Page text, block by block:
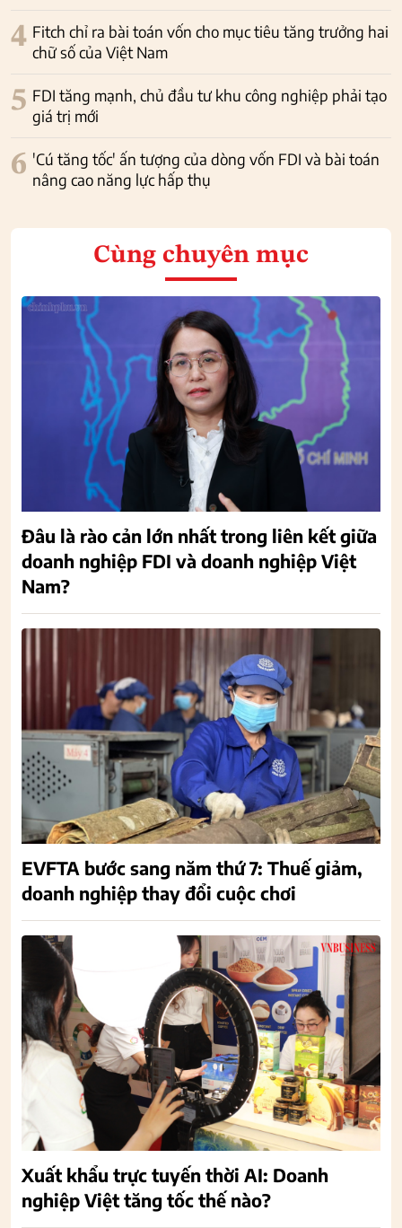
4 Fitch chỉ ra bài toán vốn cho mục tiêu tăng trưởng hai
chữ số của Việt Nam
5 FDI tăng mạnh, chủ đầu tư khu công nghiệp phải tạo
giá trị mới
6 'Cú tăng tốc' ấn tượng của dòng vốn FDI và bài toán
nâng cao năng lực hấp thụ
Cùng chuyên mục
Đâu là rào cản lớn nhất trong liên kết giữa
doanh nghiệp FDI và doanh nghiệp Việt
Nam?
EVFTA bước sang năm thứ 7: Thuế giảm,
doanh nghiệp thay đổi cuộc chơi
Xuất khẩu trực tuyến thời AI: Doanh
nghiệp Việt tăng tốc thế nào?